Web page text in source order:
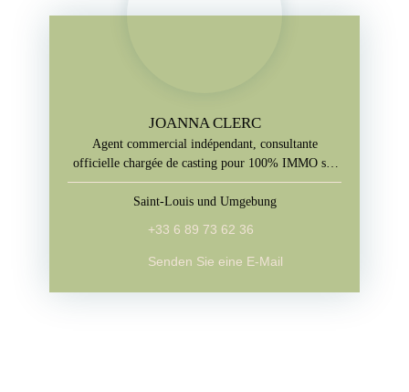
JOANNA CLERC
Agent commercial indépendant, consultante
officielle chargée de casting pour 100% IMMO sur
M6
Saint-Louis und Umgebung
+33 6 89 73 62 36
Senden Sie eine E-Mail